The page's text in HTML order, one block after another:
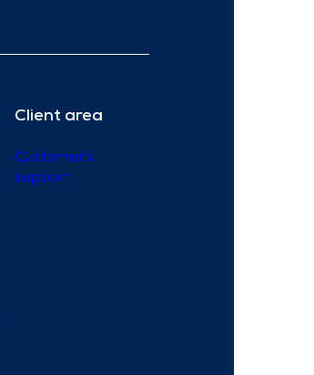
Client area
Customer’s
support